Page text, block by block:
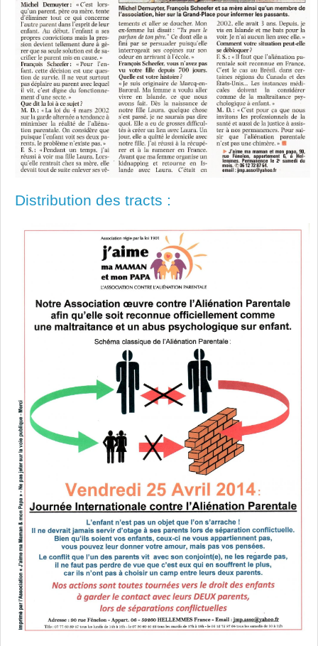
Distribution des tracts :